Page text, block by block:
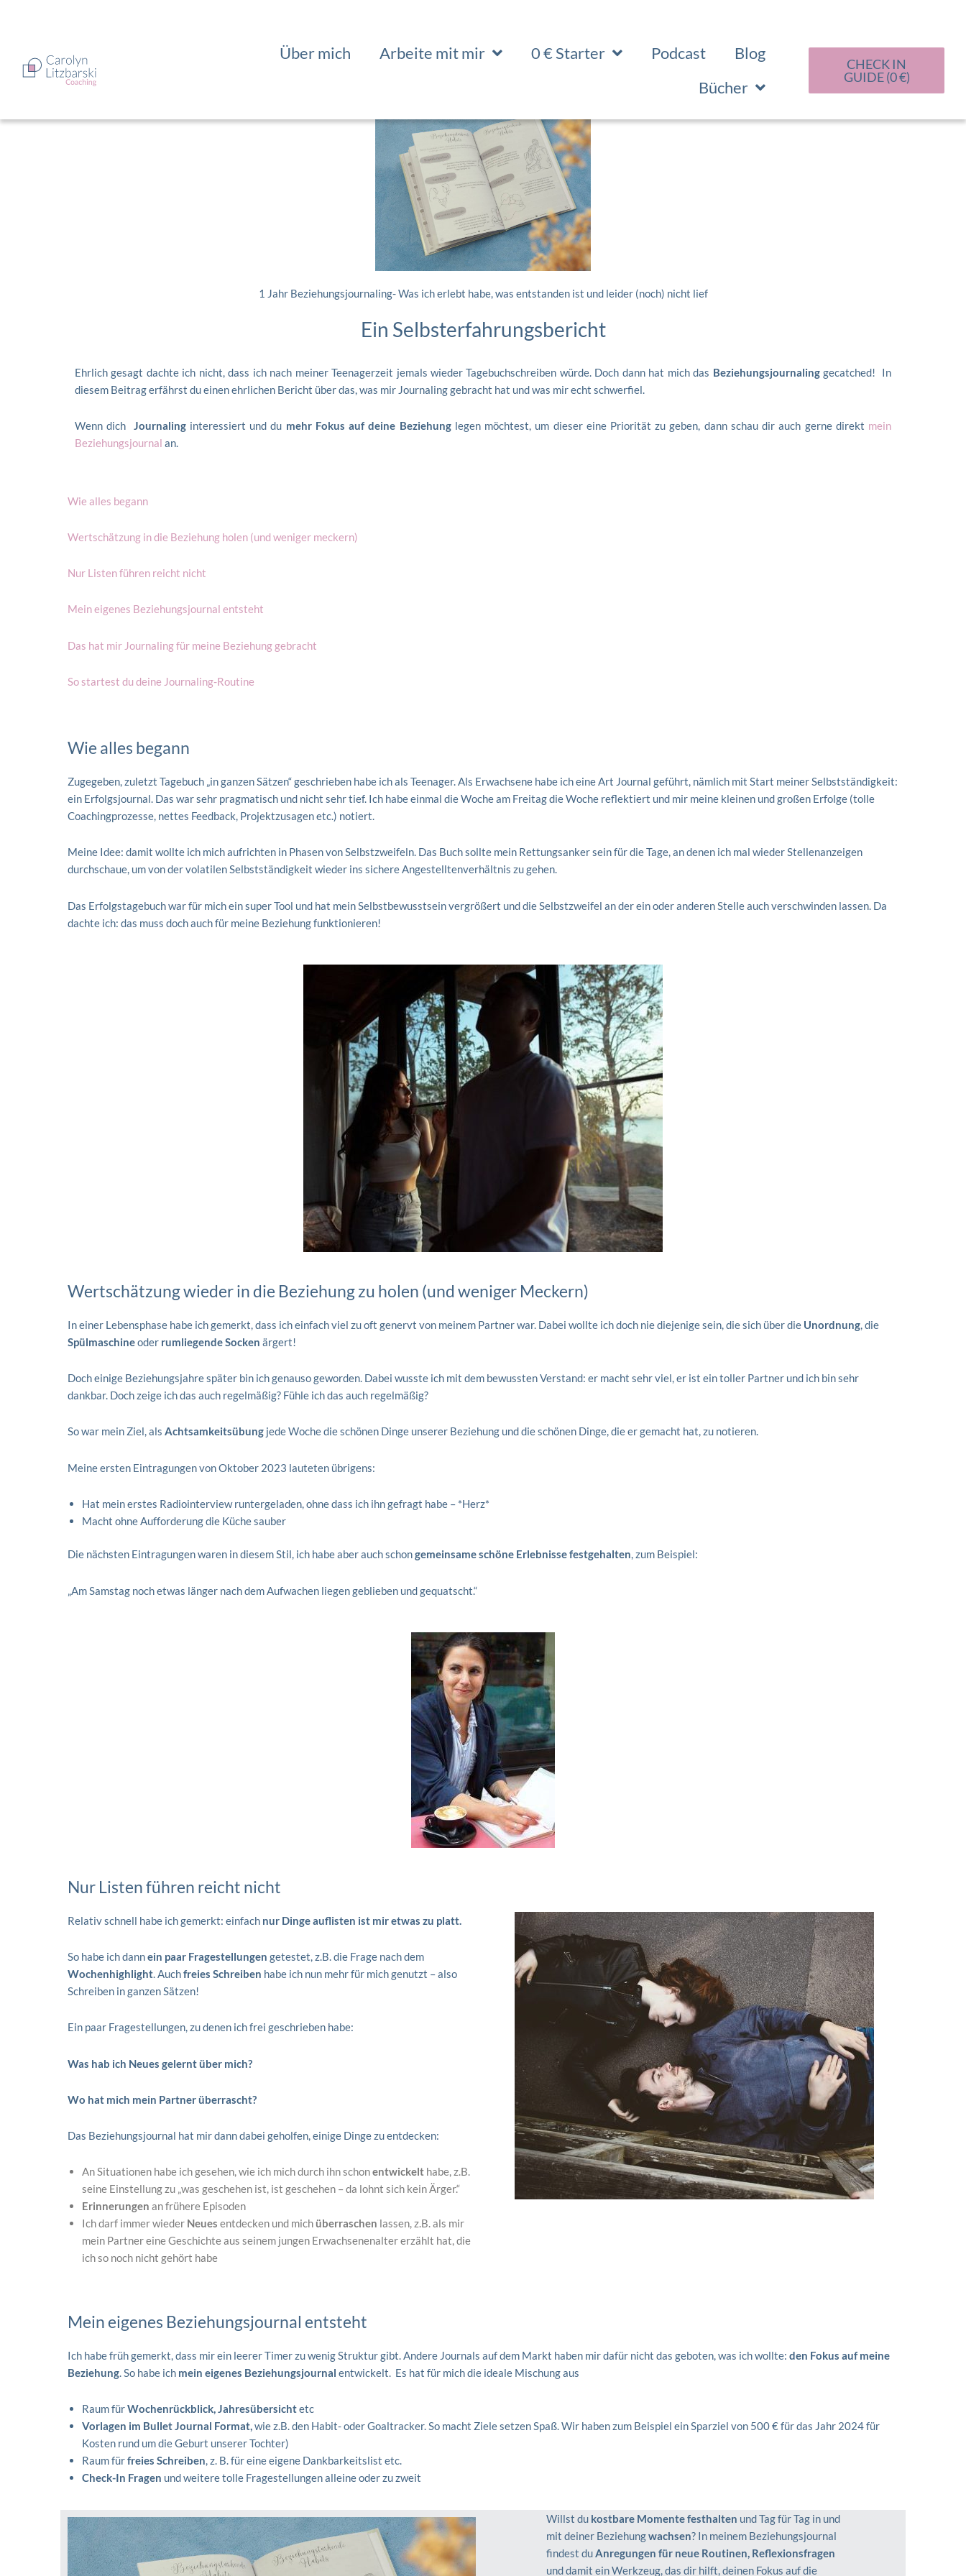
Über mich Arbeite mit mir 0 € Starter Podcast
Blog
Bücher
CHECK IN
GUIDE (0 €)
1 Jahr Beziehungsjournaling- Was ich erlebt habe, was entstanden ist und leider (noch) nicht lief
Ein Selbsterfahrungsbericht
Ehrlich gesagt dachte ich nicht, dass ich nach meiner Teenagerzeit jemals wieder Tagebuchschreiben würde. Doch dann hat mich das Beziehungsjournalinggecatched! In
diesem Beitrag erfährst du einen ehrlichen Bericht über das, was mir Journaling gebracht hat und was mir echt schwerfiel.
Wenn dich Journalinginteressiert und du mehr Fokus auf deine Beziehunglegen möchtest, um dieser eine Priorität zu geben, dann schau dir auch gerne direkt mein
Beziehungsjournal an.
Wie alles begann
Wertschätzung in die Beziehung holen (und weniger meckern)
Nur Listen führen reicht nicht
Mein eigenes Beziehungsjournal entsteht
Das hat mir Journaling für meine Beziehung gebracht
So startest du deine Journaling-Routine
Wie alles begann
Zugegeben, zuletzt Tagebuch „in ganzen Sätzen“ geschrieben habe ich als Teenager. Als Erwachsene habe ich eine Art Journal geführt, nämlich mit Start meiner Selbstständigkeit:
ein Erfolgsjournal. Das war sehr pragmatisch und nicht sehr tief. Ich habe einmal die Woche am Freitag die Woche reflektiert und mir meine kleinen und großen Erfolge (tolle
Coachingprozesse, nettes Feedback, Projektzusagen etc.) notiert.
Meine Idee: damit wollte ich mich aufrichten in Phasen von Selbstzweifeln. Das Buch sollte mein Rettungsanker sein für die Tage, an denen ich mal wieder Stellenanzeigen
durchschaue, um von der volatilen Selbstständigkeit wieder ins sichere Angestelltenverhältnis zu gehen.
Das Erfolgstagebuch war für mich ein super Tool und hat mein Selbstbewusstsein vergrößert und die Selbstzweifel an der ein oder anderen Stelle auch verschwinden lassen. Da
dachte ich: das muss doch auch für meine Beziehung funktionieren!
Wertschätzung wieder in die Beziehung zu holen (und weniger Meckern)
In einer Lebensphase habe ich gemerkt, dass ich einfach viel zu oft genervt von meinem Partner war. Dabei wollte ich doch nie diejenige sein, die sich über die Unordnung, die
Spülmaschineoder rumliegende Socken ärgert!
Doch einige Beziehungsjahre später bin ich genauso geworden. Dabei wusste ich mit dem bewussten Verstand: er macht sehr viel, er ist ein toller Partner und ich bin sehr
dankbar. Doch zeige ich das auch regelmäßig? Fühle ich das auch regelmäßig?
So war mein Ziel, als Achtsamkeitsübung jede Woche die schönen Dinge unserer Beziehung und die schönen Dinge, die er gemacht hat, zu notieren.
Meine ersten Eintragungen von Oktober 2023 lauteten übrigens:
Hat mein erstes Radiointerview runtergeladen, ohne dass ich ihn gefragt habe – *Herz*
Macht ohne Aufforderung die Küche sauber
Die nächsten Eintragungen waren in diesem Stil, ich habe aber auch schongemeinsame schöne Erlebnisse festgehalten, zum Beispiel:
„Am Samstag noch etwas länger nach dem Aufwachen liegen geblieben und gequatscht.“
Nur Listen führen reicht nicht
Relativ schnell habe ich gemerkt: einfach nur Dinge auflisten ist mir etwas zu platt.
So habe ich dannein paar Fragestellungen getestet, z.B. die Frage nach dem
Wochenhighlight. Auchfreies Schreiben habe ich nun mehr für mich genutzt – also
Schreiben in ganzen Sätzen!
Ein paar Fragestellungen, zu denen ich frei geschrieben habe:
Was hab ich Neues gelernt über mich?
Wo hat mich mein Partner überrascht?
Das Beziehungsjournal hat mir dann dabei geholfen, einige Dinge zu entdecken:
An Situationen habe ich gesehen, wie ich mich durch ihn schonentwickelt habe, z.B.
seine Einstellung zu „was geschehen ist, ist geschehen – da lohnt sich kein Ärger.“
Erinnerungen an frühere Episoden
Ich darf immer wieder Neues entdecken und mich überraschen lassen, z.B. als mir
mein Partner eine Geschichte aus seinem jungen Erwachsenenalter erzählt hat, die
ich so noch nicht gehört habe
Mein eigenes Beziehungsjournal entsteht
Ich habe früh gemerkt, dass mir ein leerer Timer zu wenig Struktur gibt. Andere Journals auf dem Markt haben mir dafür nicht das geboten, was ich wollte: den Fokus auf meine
Beziehung. So habe ich mein eigenes Beziehungsjournal entwickelt. Es hat für mich die ideale Mischung aus
Raum fürWochenrückblick, Jahresübersichtetc
Vorlagen im Bullet Journal Format,wie z.B. den Habit- oder Goaltracker. So macht Ziele setzen Spaß. Wir haben zum Beispiel ein Sparziel von 500 € für das Jahr 2024 für
Kosten rund um die Geburt unserer Tochter)
Raum fürfreies Schreiben, z. B. für eine eigene Dankbarkeitslist etc.
Check-In Fragen und weitere tolle Fragestellungen alleine oder zu zweit
Willst du kostbare Momente festhalten und Tag für Tag in und
mit deiner Beziehungwachsen? In meinem Beziehungsjournal
findest du Anregungen für neue Routinen, Reflexionsfragen
und damit ein Werkzeug, das dir hilft, deinen Fokus auf die